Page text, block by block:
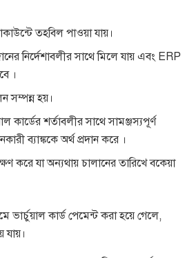
তহবিল পাওয়া যায়।
নির্দেশাবলীর সাথে মিলে যায় এবং ERP
।
সম্পন্ন হয়।
কার্ডের শর্তাবলীর সাথে সামঞ্জস্যপূর্ণ
ব্যাঙ্ককে অর্থ প্রদান করে ।
করে যা অন্যথায় চালানের তারিখে বকেয়া
ভার্চুয়াল কার্ড পেমেন্ট করা হয়ে গেলে,
যায়।